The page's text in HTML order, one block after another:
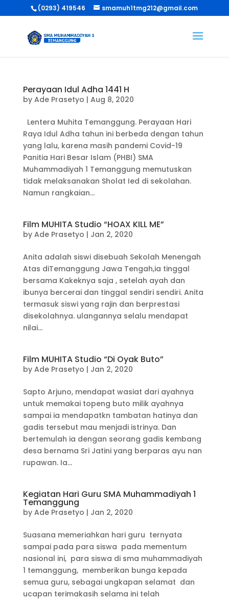
(0293) 419546 smamuh1tmg212@gmail.com
Perayaan Idul Adha 1441 H
by Ade Prasetyo | Aug 8, 2020
Lentera Muhita Temanggung. Perayaan Hari
Raya Idul Adha tahun ini berbeda dengan tahun
yang lalu, karena masih pandemi Covid-19
Panitia Hari Besar Islam (PHBI) SMA
Muhammadiyah 1 Temanggung memutuskan
tidak melaksanakan Sholat Ied di sekolahan.
Namun rangkaian...
Film MUHITA Studio “HOAX KILL ME”
by Ade Prasetyo | Jan 2, 2020
Anita adalah siswi disebuah Sekolah Menengah
Atas diTemanggung Jawa Tengah,ia tinggal
bersama Kakeknya saja , setelah ayah dan
ibunya bercerai dan tinggal sendiri sendiri. Anita
termasuk siswi yang rajin dan berprestasi
disekolahnya. ulangannya selalu mendapat
nilai...
Film MUHITA Studio “Di Oyak Buto”
by Ade Prasetyo | Jan 2, 2020
Sapto Arjuno, mendapat wasiat dari ayahnya
untuk memakai topeng buto milik ayahnya
sampai ia mendapatkn tambatan hatinya dan
gadis tersebut mau menjadi istrinya. Dan
bertemulah ia dengan seorang gadis kembang
desa bernama Sri Jatini yang berparas ayu nan
rupawan. Ia...
Kegiatan Hari Guru SMA Muhammadiyah 1
Temanggung
by Ade Prasetyo | Jan 2, 2020
Suasana memeriahkan hari guru ternyata
sampai pada para siswa pada mementum
nasional ini, para siswa di sma muhammadiyah
1 temanggung, memberikan bunga kepada
semua guru, sebagai ungkapan selamat dan
ucapan terimakasih selama ini telah